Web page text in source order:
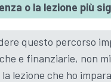
o la lezione più
questo percorso
e finanziarie, non
lezione che ho